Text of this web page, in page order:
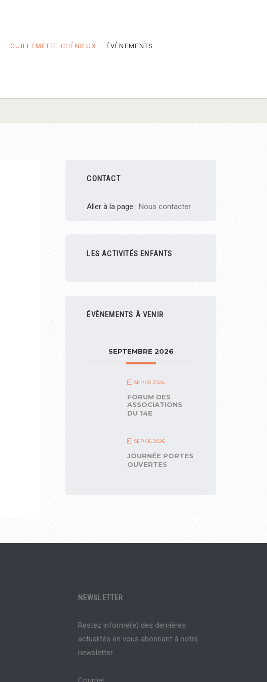
GUILLEMETTE CHÉNIEUX ÉVÈNEMENTS
Barre
CONTACT
Aller à la page :Nous contacter
LES ACTIVITÉS ENFANTS
ÉVÈNEMENTS À VENIR
SEPTEMBRE 2026
SEP 05 2026
FORUM DES
ASSOCIATIONS
DU 14E
SEP 06 2026
JOURNÉE PORTES
OUVERTES
NEWSLETTER
Restez informé(e) des dernières
actualités en vous abonnant à notre
newsletter.